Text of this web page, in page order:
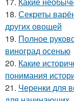
18. Секреты
других овощей
19. Полное
виноград осенью
20. Какие
понимания
21. Черенки для